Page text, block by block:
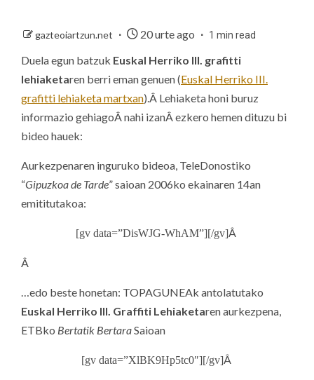
gazteoiartzun.net 20 urte ago 1 min read
Duela egun batzuk Euskal Herriko III. grafitti
lehiaketaren berri eman genuen (Euskal Herriko III.
grafitti lehiaketa martxan).Â Lehiaketa honi buruz
informazio gehiagoÂ nahi izanÂ ezkero hemen dituzu bi
bideo hauek:
Aurkezpenaren inguruko bideoa, TeleDonostiko
“Gipuzkoa de Tarde” saioan 2006ko ekainaren 14an
emititutakoa:
[gv data=”DisWJG-WhAM”][/gv]Â
Â
…edo beste honetan: TOPAGUNEAk antolatutako
Euskal Herriko III. Graffiti Lehiaketaren aurkezpena,
ETBko Bertatik BertaraSaioan
[gv data=”XlBK9Hp5tc0″][/gv]Â